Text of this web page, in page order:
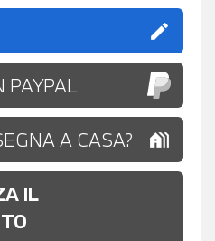
edit
PAYPAL
A CASA? holiday_village
IL